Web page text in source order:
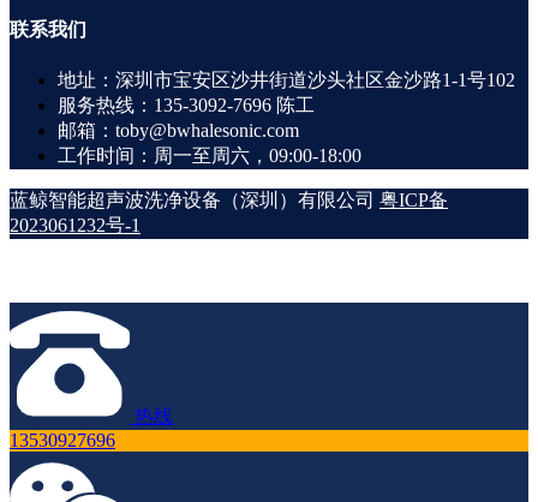
联系我们
地址：深圳市宝安区沙井街道沙头社区金沙路1-1号102
服务热线：135-3092-7696 陈工
邮箱：toby@bwhalesonic.com
工作时间：周一至周六，09:00-18:00
蓝鲸智能超声波洗净设备（深圳）有限公司 粤ICP备
2023061232号-1
热线
13530927696